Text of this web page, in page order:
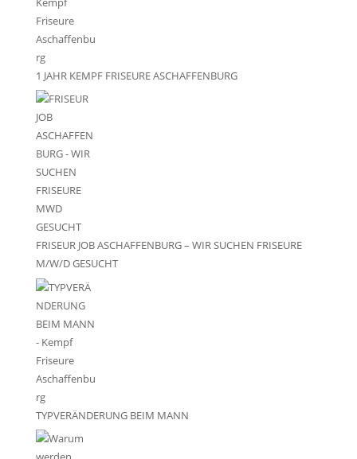
1 JAHR KEMPF FRISEURE ASCHAFFENBURG
FRISEUR JOB ASCHAFFENBURG – WIR SUCHEN FRISEURE
M/W/D GESUCHT
TYPVERÄNDERUNG BEIM MANN